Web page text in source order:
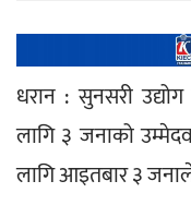
धरान : सुनसरी
लागि ३ जनाको
लागि आइतबार ३